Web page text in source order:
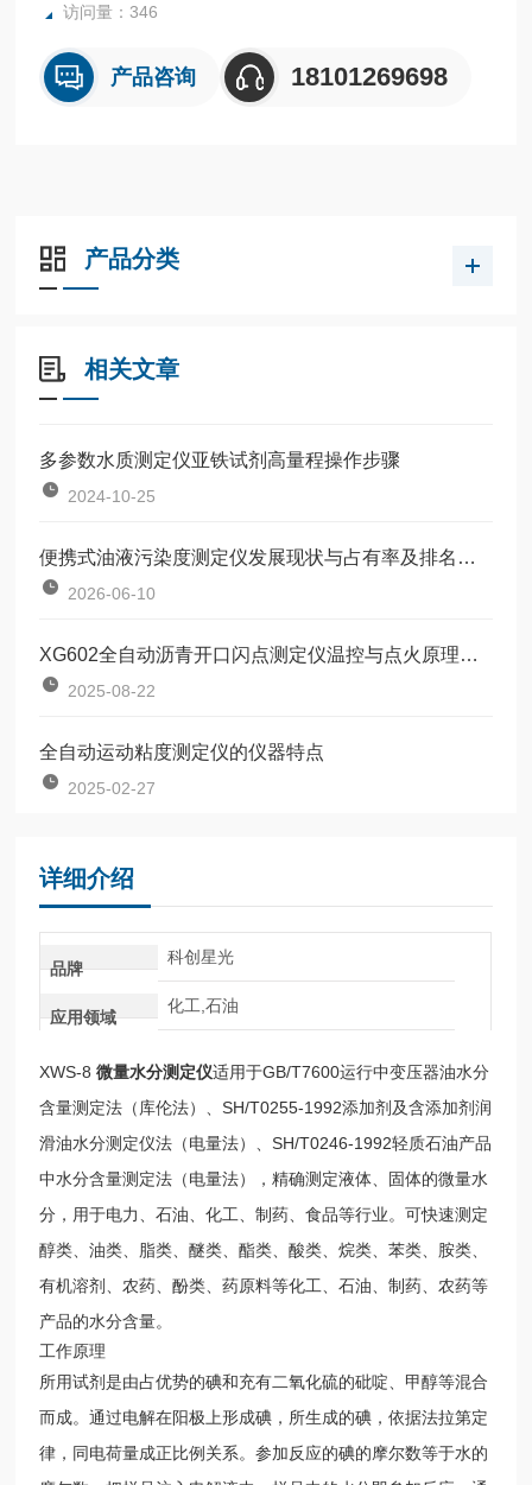
访问量：346
产品咨询 18101269698
产品分类
相关文章
多参数水质测定仪亚铁试剂高量程操作步骤
2024-10-25
便携式油液污染度测定仪发展现状与占有率及排名研究分析报告
2026-06-10
XG602全自动沥青开口闪点测定仪温控与点火原理详解
2025-08-22
全自动运动粘度测定仪的仪器特点
2025-02-27
详细介绍
品牌
科创星光
应用领域
化工,石油
XWS-8微量水分测定仪适用于GB/T7600运行中变压器油水分
含量测定法（库伦法）、SH/T0255-1992添加剂及含添加剂润
滑油水分测定仪法（电量法）、SH/T0246-1992轻质石油产品
中水分含量测定法（电量法），精确测定液体、固体的微量水
分，用于电力、石油、化工、制药、食品等行业。可快速测定
醇类、油类、脂类、醚类、酯类、酸类、烷类、苯类、胺类、
有机溶剂、农药、酚类、药原料等化工、石油、制药、农药等
产品的水分含量。
工作原理
所用试剂是由占优势的碘和充有二氧化硫的砒啶、甲醇等混合
而成。通过电解在阳极上形成碘，所生成的碘，依据法拉第定
律，同电荷量成正比例关系。参加反应的碘的摩尔数等于水的